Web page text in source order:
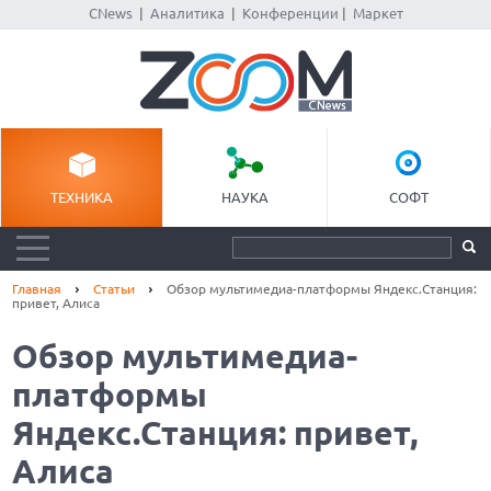
CNews| Аналитика Конференции Маркет
ТЕХНИКА НАУКА СОФТ
Главная Статьи
Обзор мультимедиа-платформы Яндекс.Станция:
привет, Алиса
Обзор мультимедиа-
платформы
Яндекс.Станция: привет,
Алиса